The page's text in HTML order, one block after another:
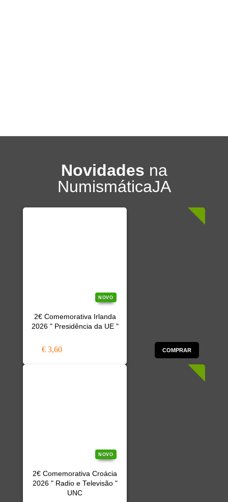
Novidades na
NumismáticaJA
NOVO
2€ Comemorativa Irlanda
2026 " Presidência da UE "
€ 3,60 COMPRAR
NOVO
2€ Comemorativa Croácia
2026 " Radio e Televisão "
UNC